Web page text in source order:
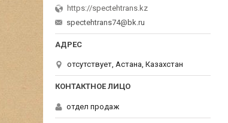
https://spectehtrans.kz
spectehtrans74@bk.ru
отсутствует, Астана, Казахстан
отдел продаж